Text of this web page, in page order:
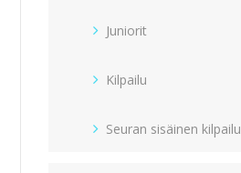
Juniorit
Kilpailu
Seuran sisäinen kilpailu